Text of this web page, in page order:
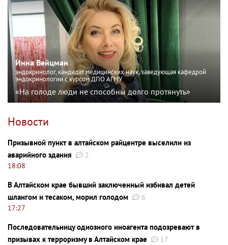
Инна Вейцман
эндокринолог, кандидат медицинских наук, заведующая кафедрой
эндокринологии с курсом ДПО АГМУ
«На голоде люди не способны долго протянуть»
Новости
Призывной пункт в алтайском райцентре выселили из
аварийного здания
2
18:08
В Алтайском крае бывший заключенный избивал детей
шлангом и тесаком, морил голодом
6
17:27
Последовательницу одиозного иноагента подозревают в
призывах к терроризму в Алтайском крае
17